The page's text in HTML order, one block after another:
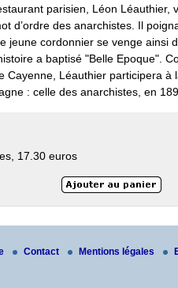
parisien, Léon Léauthier,
d’ordre des anarchistes. Il
jeune cordonnier se venge ainsi
a baptisé "Belle Epoque".
Cayenne, Léauthier participera à
: celle des anarchistes, en
17.30 euros
Contact Mentions légales